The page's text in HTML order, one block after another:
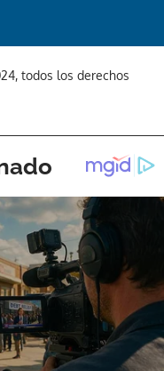
todos los derechos